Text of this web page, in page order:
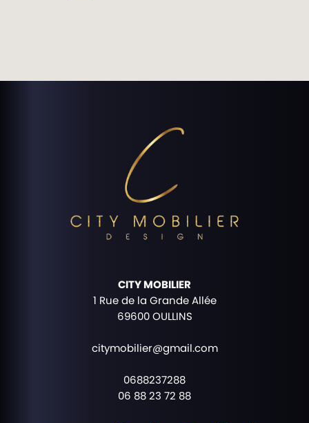
CITY MOBILIER
1 Rue de la Grande Allée
69600 OULLINS
citymobilier@gmail.com
0688237288
06 88 23 72 88